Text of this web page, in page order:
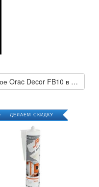
Стусло профессиональное Orac Decor FB10 в кейсе →
ДЕЛАЕМ СКИДКУ